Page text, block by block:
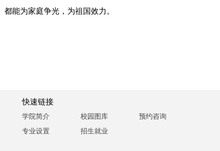
都能为家庭争光，为祖国效力。
快速链接
学院简介 校园图库
预约咨询
专业设置
招生就业